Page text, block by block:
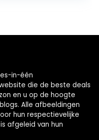
in-één
die de beste deals
en u op de hoogte
Alle afbeeldingen
hun respectievelijke
afgeleid van hun